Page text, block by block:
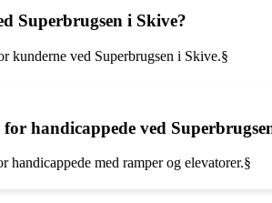
Superbrugsen i Skive?
kunderne ved Superbrugsen i Skive.§
handicappede ved
med ramper og elevatorer.§